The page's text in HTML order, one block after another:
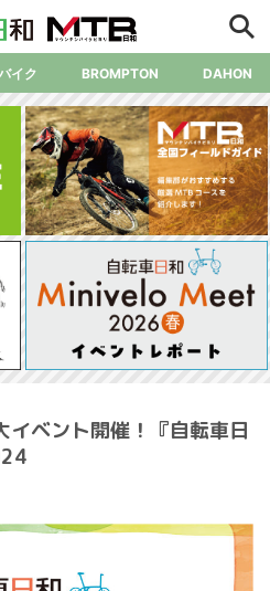
イク BROMPTON DAHON
イベント開催！『自転車日